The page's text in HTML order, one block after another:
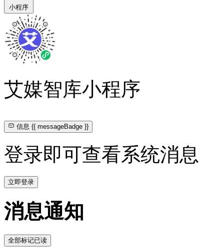
小程序
艾媒智库小程序
信息{{ messageBadge }}
登录即可查看系统消息
立即登录
消息通知
全部标记已读